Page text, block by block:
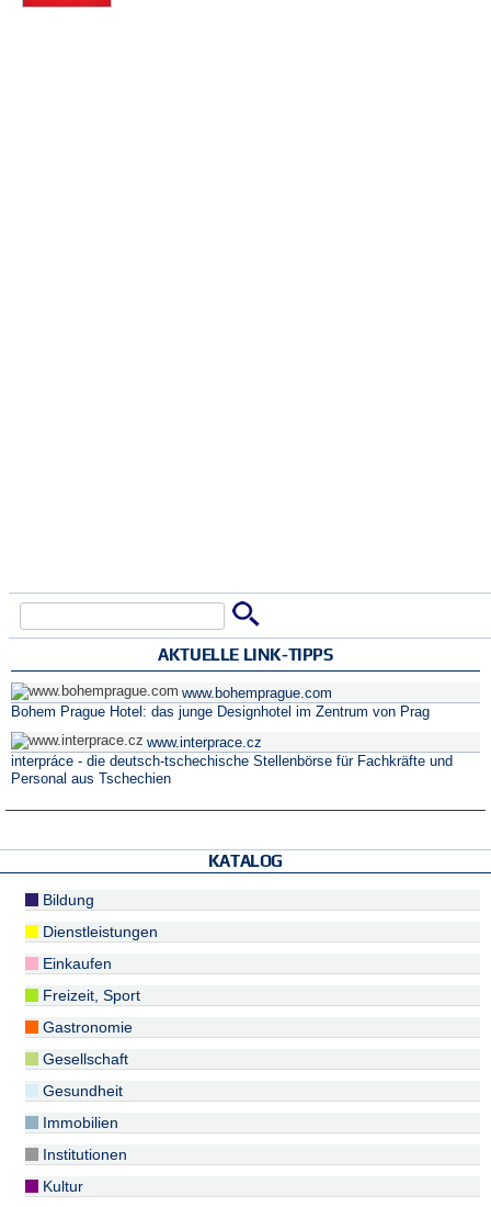
AKTUELLE LINK-TIPPS
www.bohemprague.com
Bohem Prague Hotel: das junge Designhotel im Zentrum von Prag
www.interprace.cz
interpráce - die deutsch-tschechische Stellenbörse für Fachkräfte und
Personal aus Tschechien
KATALOG
Bildung
Dienstleistungen
Einkaufen
Freizeit, Sport
Gastronomie
Gesellschaft
Gesundheit
Immobilien
Institutionen
Kultur